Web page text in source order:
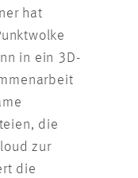
hat
in ein 3D-
die
zur
die